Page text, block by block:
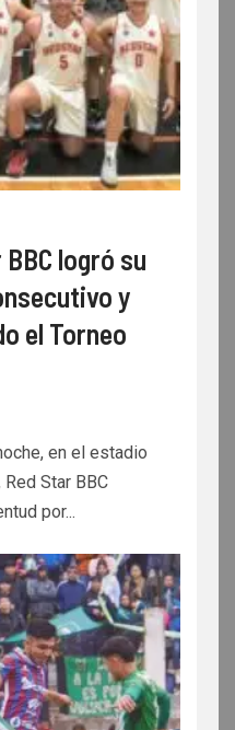
logró su
y
el Torneo
en el estadio
Star BBC
por...